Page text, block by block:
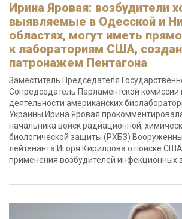
Ирина Яровая: возбудители
выявляемые в Одесской и
областях, могут иметь
к лабораториям США,
патронажем Пентагона
Заместитель Председателя
Сопредседатель Парламентской
деятельности американских
Украины Ирина Яровая
начальника войск радиационной,
биологической защиты (РХБЗ)
лейтенанта Игоря Кириллова о поиске
применения возбудителей инфекционных